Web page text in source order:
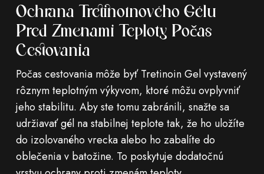
Ochrana Tretinoínového Gélu
Pred Zmenami Teploty Počas
Cestovania
Počas cestovania môže byť Tretinoin Gel vystavený
rôznym teplotným výkyvom, ktoré môžu ovplyvniť
jeho stabilitu. Aby ste tomu zabránili, snažte sa
udržiavať gél na stabilnej teplote tak, že ho uložíte
do izolovaného vrecka alebo ho zabalíte do
oblečenia v batožine. To poskytuje dodatočnú